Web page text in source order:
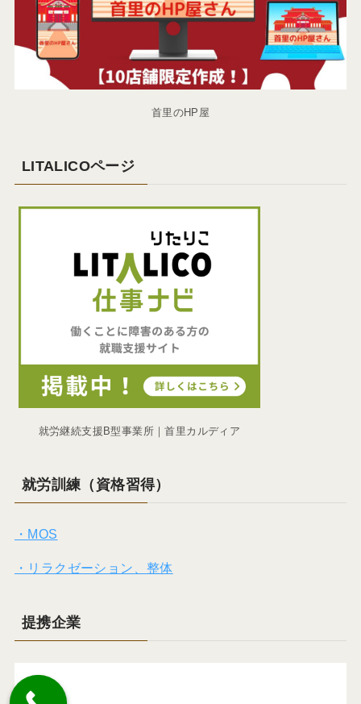
首里のHP屋
LITALICOページ
就労継続支援B型事業所｜首里カルディア
就労訓練（資格習得）
・MOS
・リラクゼーション、整体
提携企業